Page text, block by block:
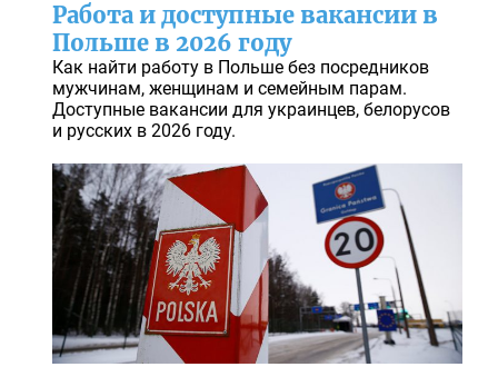
Работа и доступные вакансии в
Польше в 2026 году
Как найти работу в Польше без посредников
мужчинам, женщинам и семейным парам.
Доступные вакансии для украинцев, белорусов
и русских в 2026 году.